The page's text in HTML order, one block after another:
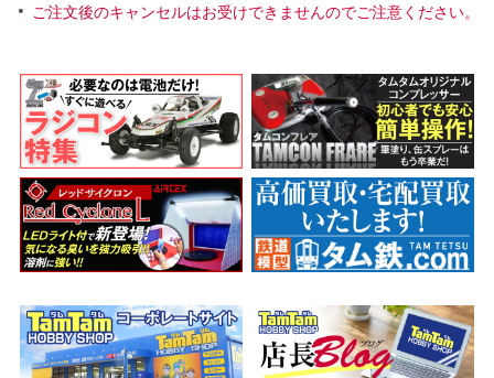
ご注文後のキャンセルはお受けできませんのでご注意ください。